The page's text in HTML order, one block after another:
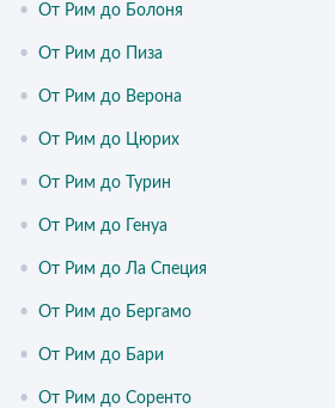
• От Рим до Болоня
• От Рим до Пиза
• От Рим до Верона
• От Рим до Цюрих
• От Рим до Турин
• От Рим до Генуа
• От Рим до Ла Специя
• От Рим до Бергамо
• От Рим до Бари
• От Рим до Соренто